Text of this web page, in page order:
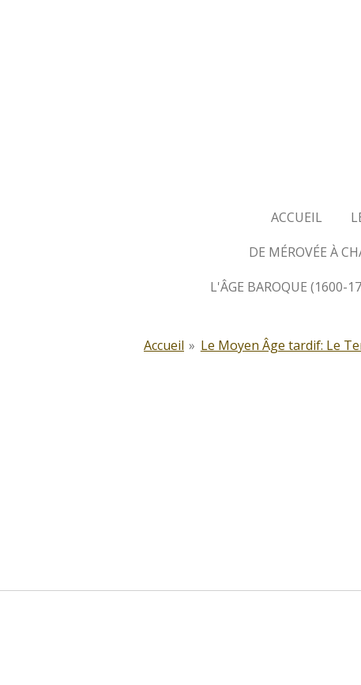
ACCUEIL
DE MÉROVÉE À
L'ÂGE BAROQUE (1600-
Accueil » Le Moyen Âge tardif: Le